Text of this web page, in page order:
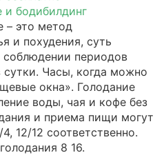
и бодибилдинг
– это метод
и похудения, суть
соблюдении периодов
Часы, когда можно
окна». Голодание
воды, чая и кофе без
и приема пищи могут
12/12 соответственно.
8 16.